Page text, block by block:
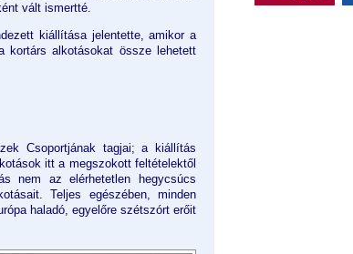
vált ismertté.
kiállítása jelentette, amikor a
kortárs alkotásokat össze lehetett
Csoportjának tagjai; a kiállítás
itt a megszokott feltételektől
nem az elérhetetlen hegycsúcs
Teljes egészében, minden
haladó, egyelőre szétszórt erőit